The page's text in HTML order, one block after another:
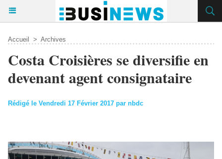
Accueil > Archives
Costa Croisières se diversifie en
devenant agent consignataire
Rédigé le Vendredi 17 Février 2017 par nbdc